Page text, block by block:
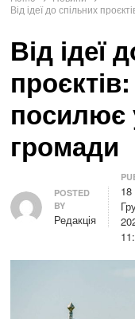
Від ідеї до спільних
Від ідеї
посилює
громади
Author
POSTED
BY
Редакція
18